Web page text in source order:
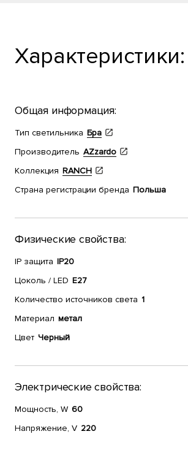
Характеристики:
Общая информация:
Тип светильника Бра
Производитель AZzardo
Коллекция RANCH
Страна регистрации бренда Польша
Физические свойства:
IP защита IP20
Цоколь / LED E27
Количество источников света 1
Материал метал
Цвет Черный
Электрические свойства:
Мощность, W 60
Напряжение, V 220